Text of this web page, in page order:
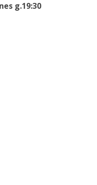
g.19:30